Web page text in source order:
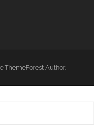
ThemeForest Author.